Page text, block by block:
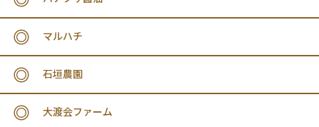
マルハチ
石垣農園
大渡会ファーム